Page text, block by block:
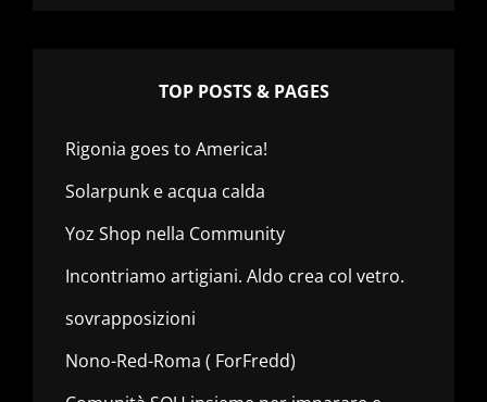
TOP POSTS & PAGES
Rigonia goes to America!
Solarpunk e acqua calda
Yoz Shop nella Community
Incontriamo artigiani. Aldo crea col vetro.
sovrapposizioni
Nono-Red-Roma ( ForFredd)